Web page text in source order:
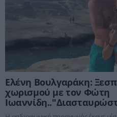
Ελένη Βουλγαράκη:
χωρισμού με τον Φώτη